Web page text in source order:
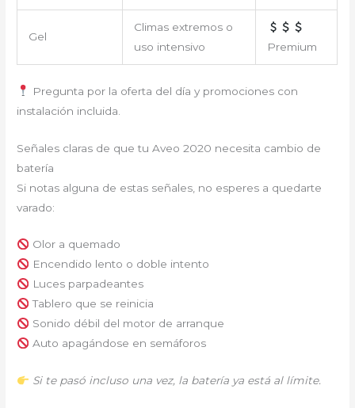
Gel
Climas extremos o
uso intensivo
Premium
Pregunta por la oferta del día y promociones con
instalación incluida.
Señales claras de que tu Aveo 2020 necesita cambio de
batería
Si notas alguna de estas señales, no esperes a quedarte
varado:
Olor a quemado
Encendido lento o doble intento
Luces parpadeantes
Tablero que se reinicia
Sonido débil del motor de arranque
Auto apagándose en semáforos
Si te pasó incluso una vez, la batería ya está al límite.